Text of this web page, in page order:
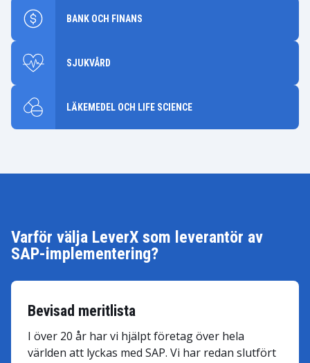
BANK OCH FINANS
SJUKVÅRD
LÄKEMEDEL OCH LIFE SCIENCE
Varför välja LeverX som leverantör av
SAP-implementering?
Bevisad meritlista
I över 20 år har vi hjälpt företag över hela
världen att lyckas med SAP. Vi har redan slutfört